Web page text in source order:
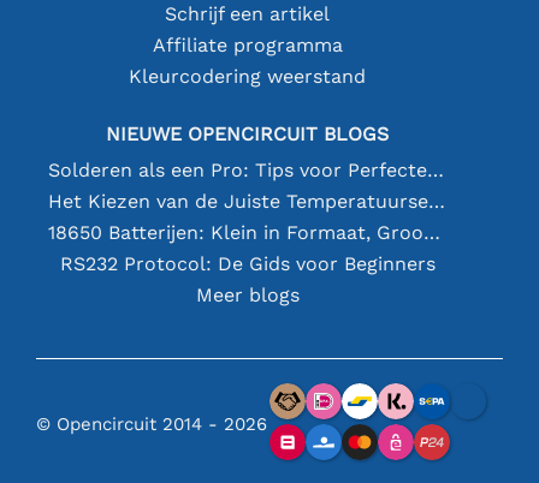
Schrijf een artikel
Affiliate programma
Kleurcodering weerstand
NIEUWE OPENCIRCUIT BLOGS
Solderen als een Pro: Tips voor Perfecte Elektronische Verbindingen
Het Kiezen van de Juiste Temperatuursensor [youtube]
18650 Batterijen: Klein in Formaat, Groot in Prestatie
RS232 Protocol: De Gids voor Beginners
Meer blogs
© Opencircuit 2014 - 2026